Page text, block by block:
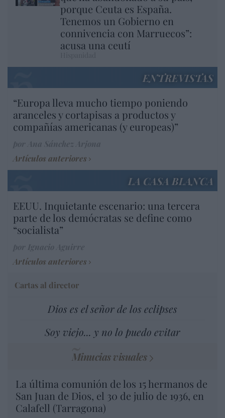
porque Ceuta es España.
Tenemos un Gobierno en
connivencia con Marruecos”:
acusa una ceutí
ENTREVISTAS
“Europa lleva mucho tiempo poniendo
aranceles y cortapisas a productos y
compañías americanas (y europeas)”
Artículos anteriores
LA CASA BLANCA
EEUU. Inquietante escenario: una tercera
parte de los demócratas se define como
“socialista”
Artículos anteriores
Cartas al director
Dios es el señor de los eclipses
Soy viejo... y no lo puedo evitar
Minucias visuales
La última comunión de los 15 hermanos de
San Juan de Dios, el 30 de julio de 1936, en
Calafell (Tarragona)